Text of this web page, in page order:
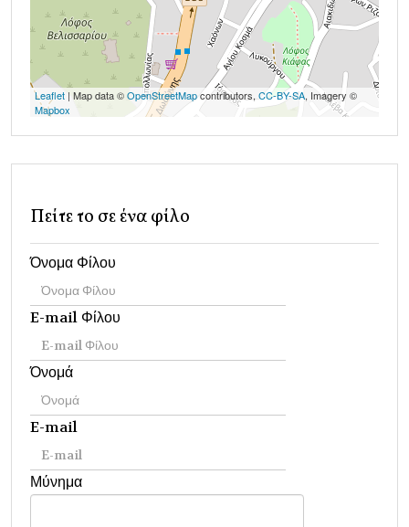
Leaflet | Map data ©OpenStreetMapcontributors, CC-BY-SA, Imagery ©
Mapbox
Πείτε το σε ένα φίλο
Όνομα Φίλου
E-mail Φίλου
Όνομά
E-mail
Μύνημα